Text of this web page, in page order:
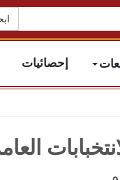
إحصائيات